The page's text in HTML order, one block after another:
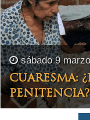
sábado 9
CUARESMA:
PENITENCIA?